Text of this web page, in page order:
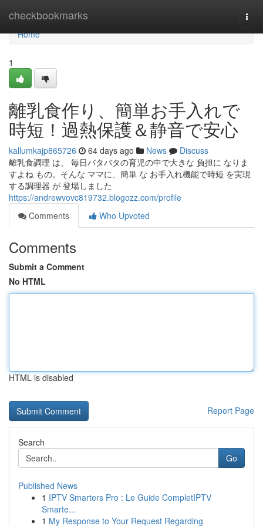
checkbookmarks
Home
Home
1
離乳食作り、簡単お手入れで
時短！過熱保護＆静音で安心
kallumkajp865726 64 days ago News
Discuss
離乳食調理 は、 毎日バタバタの育児の中で大きな 負担に なりま
すよね もの。そんな ママに、簡単 な お手入れ機能で時短 を実現
する調理器 が 登場しました
https://andrewvovc819732.blogozz.com/profile
Comments
Who Upvoted
Comments
Submit a Comment
No HTML
HTML is disabled
Report Page
Search
Go
Published News
1 IPTV Smarters Pro : Le Guide CompletIPTV
Smarte...
1 My Response to Your Request Regarding